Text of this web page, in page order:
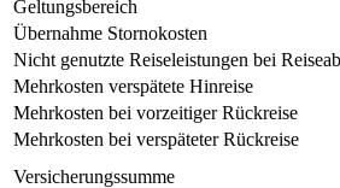
Geltungsbereich
Übernahme Stornokosten
Nicht genutzte Reiseleistungen bei
Mehrkosten verspätete Hinreise
Mehrkosten bei vorzeitiger Rückreise
Mehrkosten bei verspäteter Rückreise
Versicherungssumme